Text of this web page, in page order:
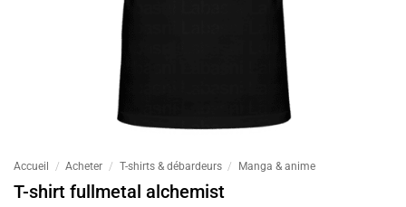
Accueil / Acheter / T-shirts & débardeurs / Manga & anime
T-shirt fullmetal alchemist